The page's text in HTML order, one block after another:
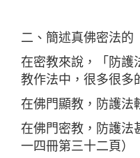
二、簡述真佛密法的
在密教來說，「防護
教作法中，很多很多
在佛門顯教，防護法
在佛門密教，防護法
一四冊第三十二頁）